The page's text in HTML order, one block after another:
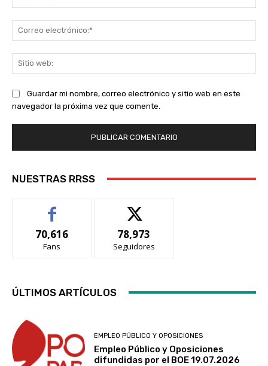
Guardar mi nombre, correo electrónico y sitio web en este
navegador la próxima vez que comente.
NUESTRAS RRSS
70,616
Fans
78,973
Seguidores
ÚLTIMOS ARTÍCULOS
EMPLEO PÚBLICO Y OPOSICIONES
Empleo Público y Oposiciones
difundidas por el BOE 19.07.2026